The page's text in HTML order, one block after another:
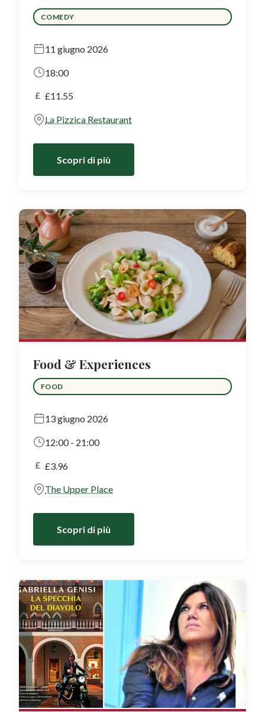
COMEDY
11 giugno 2026
18:00
£ £11.55
La Pizzica Restaurant
Scopri di più
Food & Experiences
FOOD
13 giugno 2026
12:00 - 21:00
£ £3.96
The Upper Place
Scopri di più